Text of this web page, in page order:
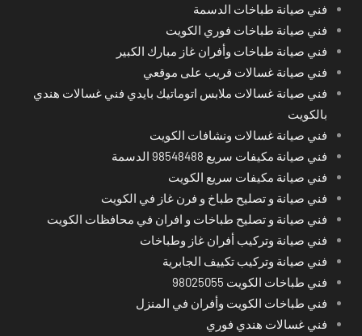
فني صيانة طباخات الدسمة
فني صيانة طباخات فوري الكويت
فني صيانة طباخات وأفران غاز مبارك الكبير
فني صيانة غسالات قريب على موقعي
فني صيانة غسالات ملابس اتوماتيك بايدي فني غسالات هندي
بالكويت
فني صيانة غسالات ونشافات الكويت
فني صيانة مكيفات سريع 98548488 الدسمة
فني صيانة مكيفات سريع الكويت
فني صيانة و تصليح طباخ و فرن غاز في الكويت
فني صيانة و تصليح طباخات و افران في محافظات الكويت
فني صيانة وتركيب أفران غاز وطباخات
فني صيانة وتركيب تكييف الجابرية
فني طباخات الكويت 98025055
فني طباخات الكويت وأفران في المنزل
فني غسالات هندي فوري